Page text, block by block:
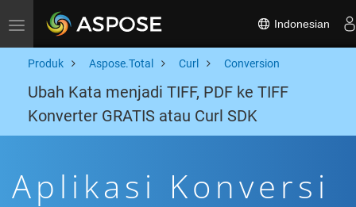
Toggle navigation Indonesian
Produk Aspose.Total Curl Conversion
Ubah Kata menjadi TIFF, PDF ke TIFF
Konverter GRATIS atau Curl SDK
Aplikasi Konversi